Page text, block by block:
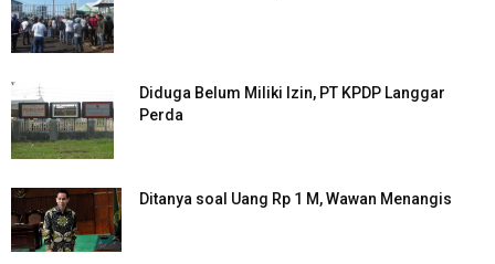
Diduga Belum Miliki Izin, PT KPDP Langgar
Perda
Ditanya soal Uang Rp 1 M, Wawan Menangis